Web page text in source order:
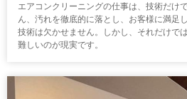
エアコンクリーニングの仕事は、技術だけ
ん、汚れを徹底的に落とし、お客様に満足
技術は欠かせません。しかし、それだけで
難しいのが現実です。